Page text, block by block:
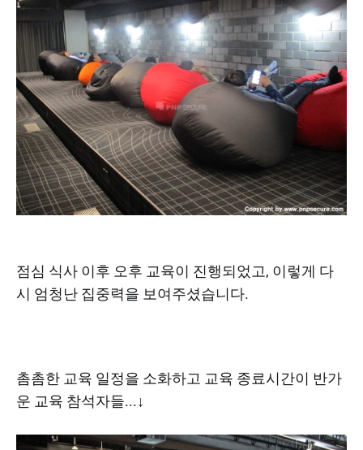
점심 식사 이후 오후 교육이 진행되었고, 이렇게 다
시 엄청난 집중력을 보여주셨습니다.
촘촘한 교육 일정을 소화하고 교육 종료시간이 반가
운 교육 참석자들...↓​